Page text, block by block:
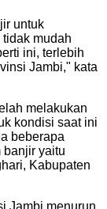
untuk
mudah
ini, terlebih
Jambi," kata
melakukan
kondisi saat ini
beberapa
banjir yaitu
Kabupaten
Jambi menurun,